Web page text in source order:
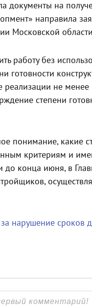
на
направила
Московской
работу без
готовности
реализации не
степени
понимание, какие
критериям и
конца июня, в
за нарушение